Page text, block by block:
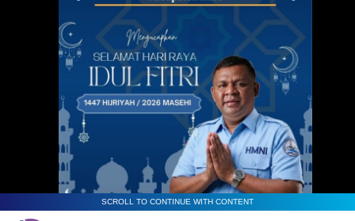
SCROLL TO CONTINUE WITH CONTENT